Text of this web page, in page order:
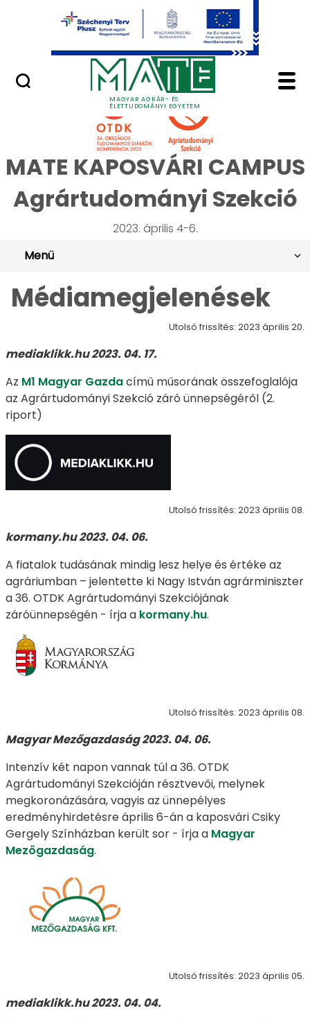
Ugrás a fő tartalomhoz
MAGYAR AGRÁR- ÉS
ÉLETTUDOMÁNYI EGYETEM
Minőségügy
OTDK 2023
MATE KAPOSVÁRI CAMPUS
Agrártudományi Szekció
2023. április 4-6.
Menü
Médiamegjelenések
Utolsó frissítés: 2023 április 20.
mediaklikk.hu 2023. 04. 17.
Az M1 Magyar Gazdacímű műsorának összefoglalója
az Agrártudományi Szekció záró ünnepségéről (2.
riport)
Utolsó frissítés: 2023 április 08.
kormany.hu 2023. 04. 06.
A fiatalok tudásának mindig lesz helye és értéke az
agráriumban – jelentette ki Nagy István agrárminiszter
a 36. OTDK Agrártudományi Szekciójának
záróünnepségén - írja a kormany.hu.
Utolsó frissítés: 2023 április 08.
Magyar Mezőgazdaság 2023. 04. 06.
Intenzív két napon vannak túl a 36. OTDK
Agrártudományi Szekcióján résztvevői, melynek
megkoronázására, vagyis az ünnepélyes
eredményhirdetésre április 6-án a kaposvári Csiky
Gergely Színházban került sor - írja a Magyar
Mezőgazdaság.
Utolsó frissítés: 2023 április 05.
mediaklikk.hu 2023. 04. 04.